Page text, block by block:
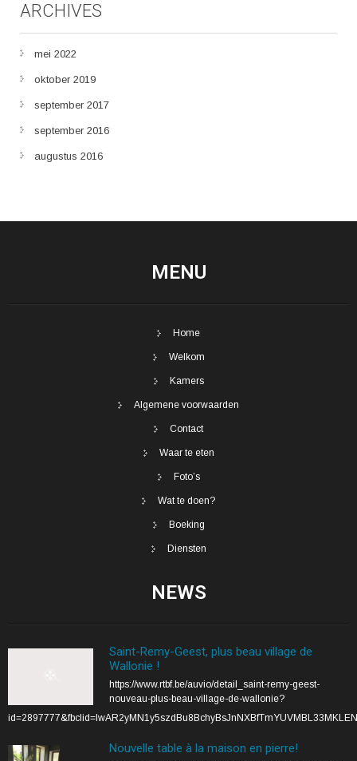
ARCHIVES
mei 2022
oktober 2019
september 2017
september 2016
augustus 2016
MENU
Home
Welkom
Kamers
Algemene voorwaarden
Contact
Waar te eten
Foto’s
Wat te doen?
Boeking
Diensten
NEWS
Saint-Remy-Geest, plus beau village de
Wallonie !
https://www.rtbf.be/auvio/detail_saint-remy-geest-
nouveau-plus-beau-village-de-wallonie?
Nouvelle table à la maison en pierre!